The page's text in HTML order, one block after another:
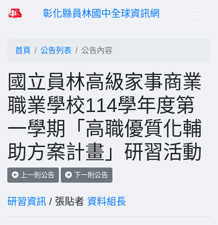
彰化縣員林國中全球資訊網
首頁 公告列表 公告內容
國立員林高級家事商業
職業學校114學年度第
一學期「高職優質化輔
助方案計畫」研習活動
上一則公告 下一則公告
研習資訊 / 張貼者 資料組長